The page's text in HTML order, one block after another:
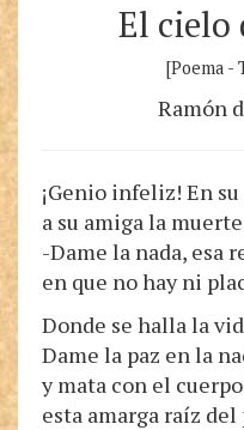
El cielo
[Poema -
Ramón
¡Genio infeliz! En
a su amiga la
-Dame la nada, esa
en que no hay ni
Donde se halla la
Dame la paz en la
y mata con el
esta amarga raíz